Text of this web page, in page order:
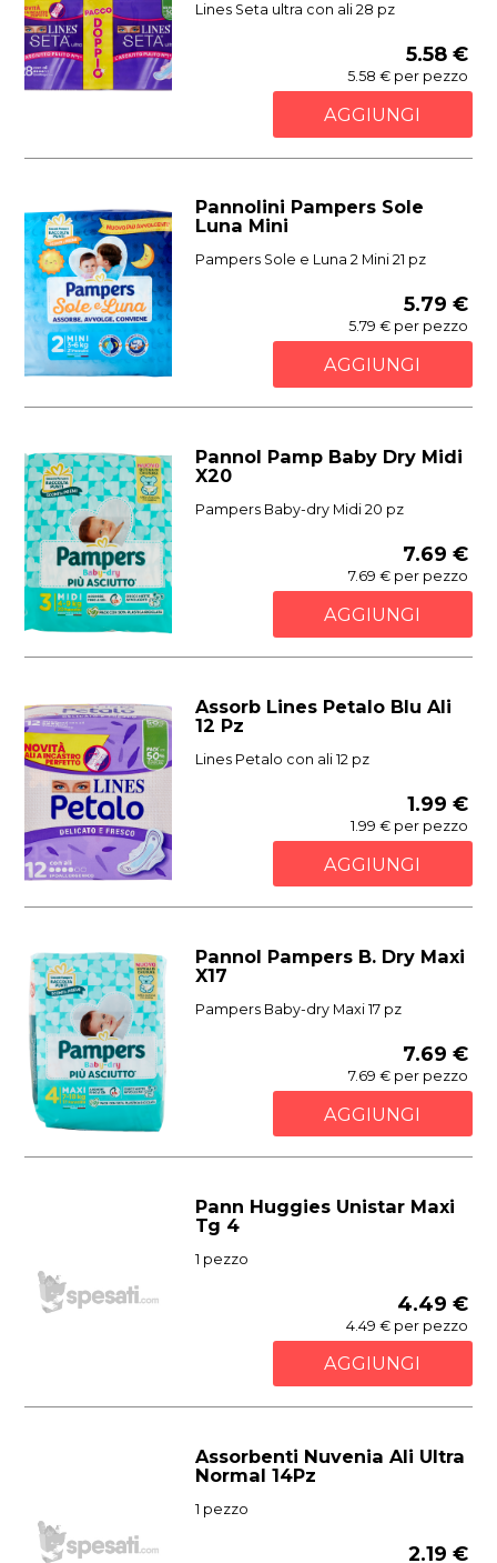
Lines Seta ultra con ali 28 pz
5.58 €
5.58 € per pezzo
AGGIUNGI
Pannolini Pampers Sole
Luna Mini
Pampers Sole e Luna 2 Mini 21 pz
5.79 €
5.79 € per pezzo
AGGIUNGI
Pannol Pamp Baby Dry Midi
X20
Pampers Baby-dry Midi 20 pz
7.69 €
7.69 € per pezzo
AGGIUNGI
Assorb Lines Petalo Blu Ali
12 Pz
Lines Petalo con ali 12 pz
1.99 €
1.99 € per pezzo
AGGIUNGI
Pannol Pampers B. Dry Maxi
X17
Pampers Baby-dry Maxi 17 pz
7.69 €
7.69 € per pezzo
AGGIUNGI
Pann Huggies Unistar Maxi
Tg 4
1 pezzo
4.49 €
4.49 € per pezzo
AGGIUNGI
Assorbenti Nuvenia Ali Ultra
Normal 14Pz
1 pezzo
2.19 €